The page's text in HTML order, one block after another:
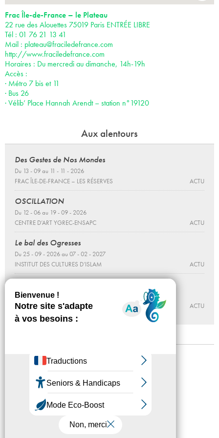
Frac Île-de-France – le Plateau
22 rue des Alouettes 75019 Paris ENTRÉE LIBRE
Tél : 01 76 21 13 41
Mail : plateau@fraciledefrance.com
http://www.fraciledefrance.com
Horaires : Du mercredi au dimanche, 14h-19h
Accès :
· Métro 7 bis et 11
· Bus 26
· Vélib’ Place Hannah Arendt – station n°19120
Aux alentours
Des Gestes de Nos Mondes
Du 13 - 09 au 11 - 11 - 2026
FRAC ÎLE-DE-FRANCE – LES RÉSERVES
ACTU
OSCILLATION
Du 12 - 06 au 19 - 09 - 2026
CENTRE D’ART YGREC-ENSAPC
ACTU
Le bal des Ogresses
Du 25 - 09 - 2026 au 07 - 02 - 2027
INSTITUT DES CULTURES D’ISLAM
ACTU
Du 02 - 10 au 15 - 11 - 2026
CENTRE D’ART YGREC-ENSAPC
ACTU
Accessibilité
Presse